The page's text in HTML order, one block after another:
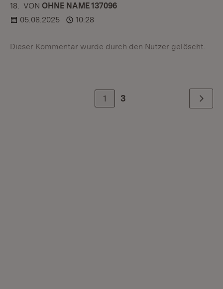
18. KOMMENTAR
VON :OHNE NAME 137096
05.08.2025
10:28
Dieser Kommentar wurde durch den Nutzer gelöscht.
1 3 Weiter